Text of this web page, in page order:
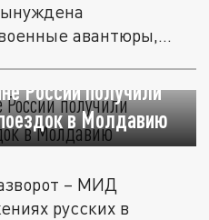
авантюры,...
России получили
в Молдавию
– МИД
русских в